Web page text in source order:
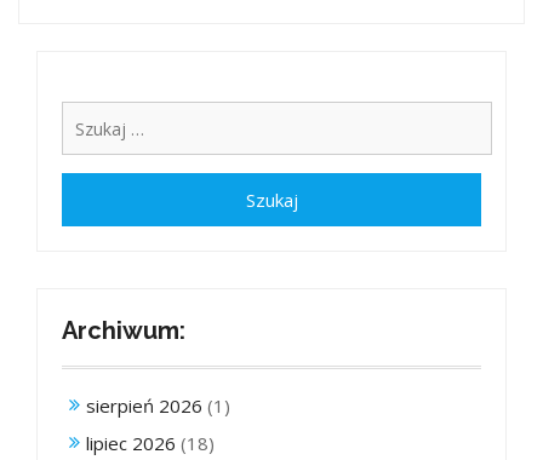
Archiwum:
sierpień 2026 (1)
lipiec 2026 (18)